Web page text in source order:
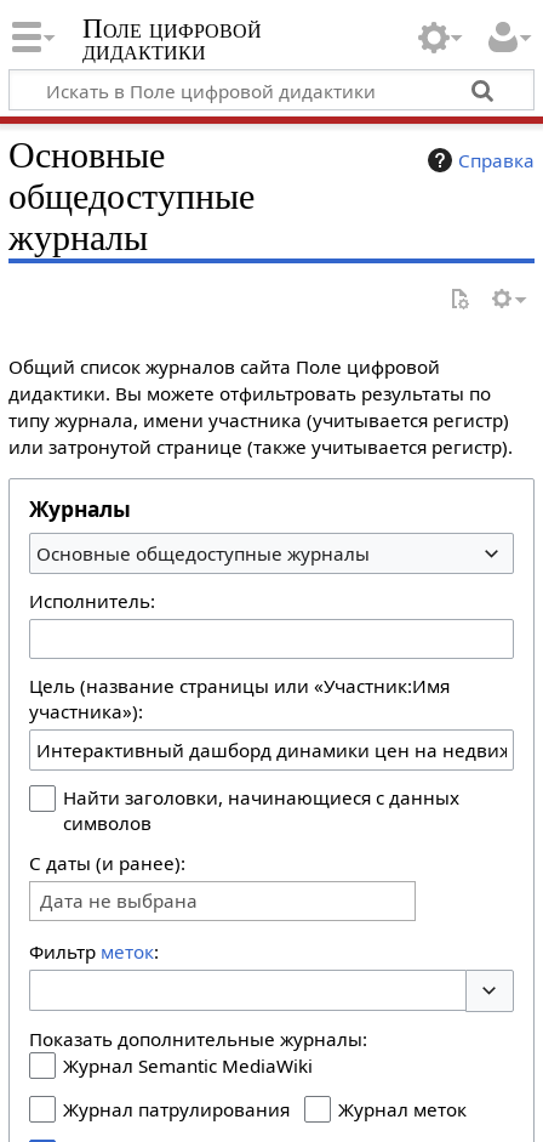
Поле цифровой
дидактики
Справка
Основные
общедоступные
журналы
Общий список журналов сайта Поле цифровой
дидактики. Вы можете отфильтровать результаты по
типу журнала, имени участника (учитывается регистр)
или затронутой странице (также учитывается регистр).
Журналы
Основные общедоступные журналы
Исполнитель:
Цель (название страницы или «Участник:Имя
участника»):
Найти заголовки, начинающиеся с данных
символов
С даты (и ранее):
Дата не выбрана
Фильтр меток:
Показать дополнительные журналы:
Журнал Semantic MediaWiki
Журнал патрулирования
Журнал меток